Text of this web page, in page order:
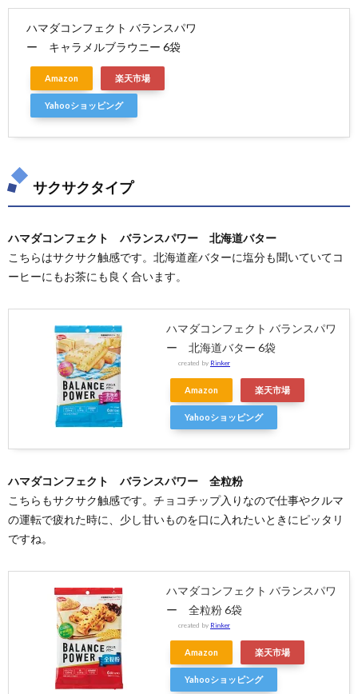
ハマダコンフェクト バランスパワ
ー キャラメルブラウニー 6袋
Amazon 楽天市場
Yahooショッピング
サクサクタイプ
ハマダコンフェクト バランスパワー 北海道バター
こちらはサクサク触感です。北海道産バターに塩分も聞いていてコ
ーヒーにもお茶にも良く合います。
ハマダコンフェクト バランスパワ
ー 北海道バター 6袋
created by Rinker
Amazon 楽天市場
Yahooショッピング
ハマダコンフェクト バランスパワー 全粒粉
こちらもサクサク触感です。チョコチップ入りなので仕事やクルマ
の運転で疲れた時に、少し甘いものを口に入れたいときにピッタリ
ですね。
ハマダコンフェクト バランスパワ
ー 全粒粉 6袋
created by Rinker
Amazon 楽天市場
Yahooショッピング